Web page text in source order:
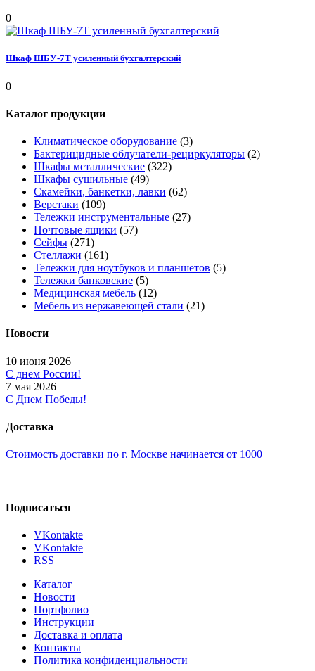
0
Шкаф ШБУ-7Т усиленный бухгалтерский
0
Каталог продукции
Климатическое оборудование (3)
Бактерицидные облучатели-рециркуляторы (2)
Шкафы металлические (322)
Шкафы сушильные (49)
Скамейки, банкетки, лавки (62)
Верстаки (109)
Тележки инструментальные (27)
Почтовые ящики (57)
Сейфы (271)
Стеллажи (161)
Тележки для ноутбуков и планшетов (5)
Тележки банковские (5)
Медицинская мебель (12)
Мебель из нержавеющей стали (21)
Новости
10 июня 2026
С днем России!
7 мая 2026
С Днем Победы!
Доставка
Стоимость доставки по г. Москве начинается от 1000
Подписаться
VKontakte
VKontakte
RSS
Каталог
Новости
Портфолио
Инструкции
Доставка и оплата
Контакты
Политика конфиденциальности